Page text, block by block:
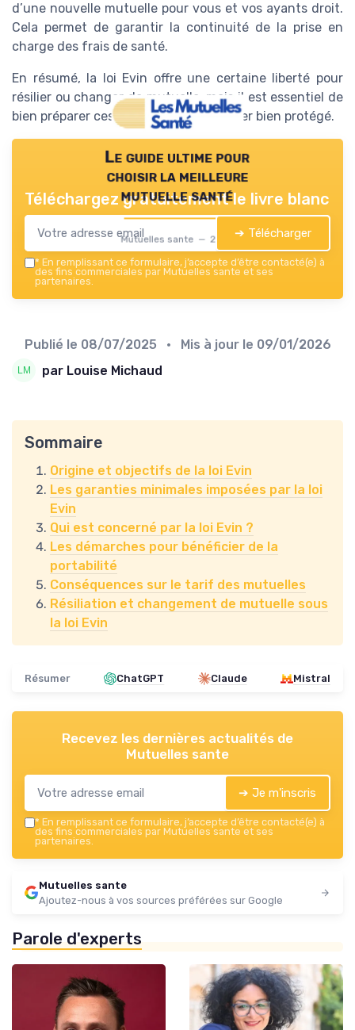
d’une nouvelle mutuelle pour vous et vos ayants droit.
Cela permet de garantir la continuité de la prise en
charge des frais de santé.
En résumé, la loi Evin offre une certaine liberté pour
résilier ou changer de mutuelle, mais il est essentiel de
bien préparer ces démarches pour rester bien protégé.
Le guide ultime pour
choisir la meilleure
mutuelle santé
Mutuelles sante — 2026
Téléchargez gratuitement le livre blanc
➔ Télécharger
* En remplissant ce formulaire, j’accepte d’être contacté(e) à
des fins commerciales par Mutuelles sante et ses
partenaires.
Publié le 08/07/2025 • Mis à jour le 09/01/2026
par Louise Michaud
Sommaire
Origine et objectifs de la loi Evin
Les garanties minimales imposées par la loi
Evin
Qui est concerné par la loi Evin ?
Les démarches pour bénéficier de la
portabilité
Conséquences sur le tarif des mutuelles
Résiliation et changement de mutuelle sous
la loi Evin
Résumer ChatGPT Claude Mistral
Recevez les dernières actualités de
Mutuelles sante
➔ Je m'inscris
* En remplissant ce formulaire, j’accepte d’être contacté(e) à
des fins commerciales par Mutuelles sante et ses
partenaires.
Mutuelles sante
Ajoutez-nous à vos sources préférées sur Google
Parole d'experts